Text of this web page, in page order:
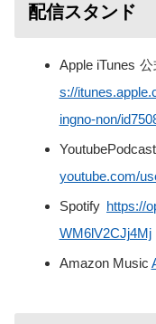
配信スタンド
Apple iTunes 公
s://
ingno-non/
youtube.com/
Spotify https://
WM6lV2CJj4Mj
Amazon Music